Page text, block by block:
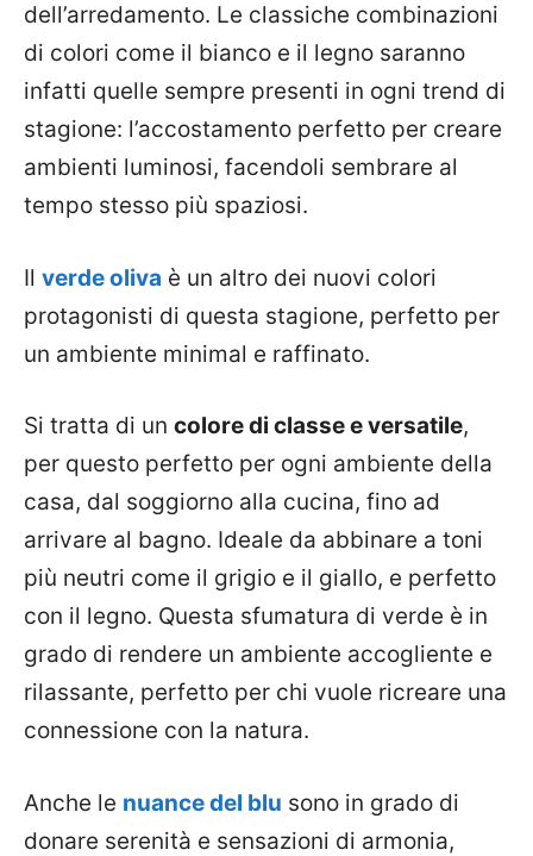
dell’arredamento. Le classiche combinazioni
di colori come il bianco e il legno saranno
infatti quelle sempre presenti in ogni trend di
stagione: l’accostamento perfetto per creare
ambienti luminosi, facendoli sembrare al
tempo stesso più spaziosi.
Il verde oliva è un altro dei nuovi colori
protagonisti di questa stagione, perfetto per
un ambiente minimal e raffinato.
Si tratta di un colore di classe e versatile,
per questo perfetto per ogni ambiente della
casa, dal soggiorno alla cucina, fino ad
arrivare al bagno. Ideale da abbinare a toni
più neutri come il grigio e il giallo, e perfetto
con il legno. Questa sfumatura di verde è in
grado di rendere un ambiente accogliente e
rilassante, perfetto per chi vuole ricreare una
connessione con la natura.
Anche le nuance del blu sono in grado di
donare serenità e sensazioni di armonia,